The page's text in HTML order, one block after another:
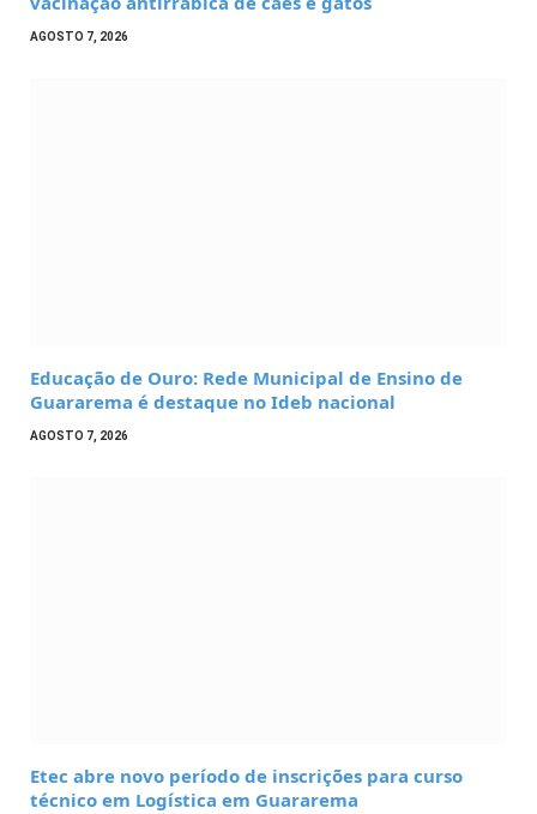
AGOSTO 7, 2026
Educação de Ouro: Rede Municipal de Ensino de
Guararema é destaque no Ideb nacional
AGOSTO 7, 2026
Etec abre novo período de inscrições para curso
técnico em Logística em Guararema